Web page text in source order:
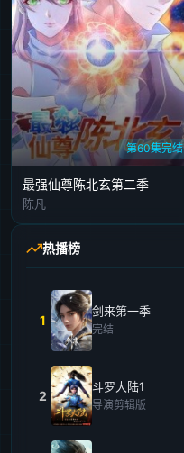
第60集完结
最强仙尊陈北玄第二季
陈凡
热播榜
1
剑来第一季
完结
2
斗罗大陆1
导演剪辑版